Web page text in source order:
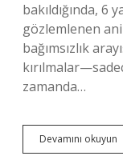
bakıldığında, 6
gözlemlenen ani
bağımsızlık
zamanda…
Devamını okuyun